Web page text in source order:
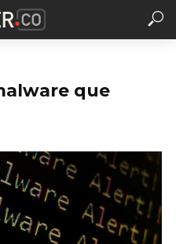
que